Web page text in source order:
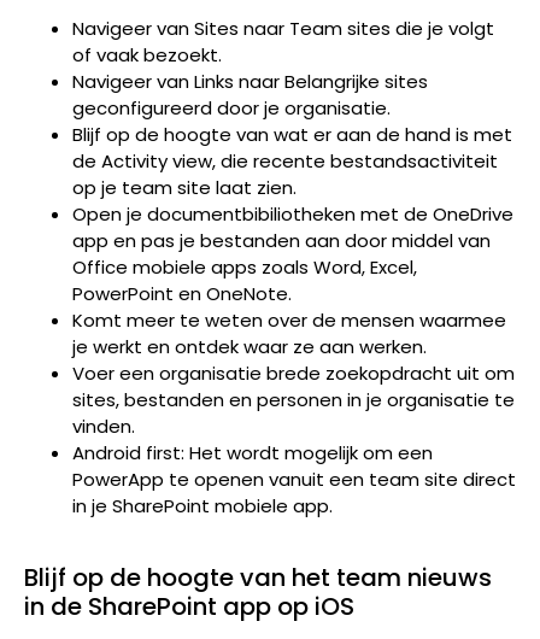
Navigeer van Sites naar Team sites die je volgt
of vaak bezoekt.
Navigeer van Links naar Belangrijke sites
geconfigureerd door je organisatie.
Blijf op de hoogte van wat er aan de hand is met
de Activity view, die recente bestandsactiviteit
op je team site laat zien.
Open je documentbibiliotheken met de OneDrive
app en pas je bestanden aan door middel van
Office mobiele apps zoals Word, Excel,
PowerPoint en OneNote.
Komt meer te weten over de mensen waarmee
je werkt en ontdek waar ze aan werken.
Voer een organisatie brede zoekopdracht uit om
sites, bestanden en personen in je organisatie te
vinden.
Android first: Het wordt mogelijk om een
PowerApp te openen vanuit een team site direct
in je SharePoint mobiele app.
Blijf op de hoogte van het team nieuws
in de SharePoint app op iOS